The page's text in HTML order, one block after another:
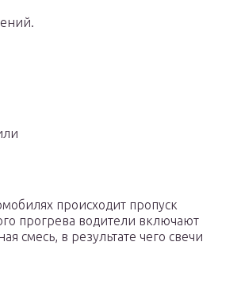
происходит пропуск
прогрева водители включают
смесь, в результате чего свечи